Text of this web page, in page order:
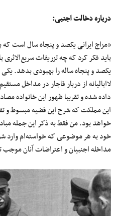
درباره دخالت اجنبی:
«مزاج ایرانی یکصد و پنجاه سال است
باید فکر کرد که چه تزریقات
یکصد و پنجاه ساله را بهبودی بدهد.
لاابالیانه از دربار قاجار در مداخل
داده شده و تقریبا ظهور این خانواده
این مملکت که شرح این قضیه مبسوط و
خواهد بود. من فقط به ذکر این جمله
خود به هر موضوعی که خواسته‌ام وارد
مداخله اجنبیان و اعتراضات آنان